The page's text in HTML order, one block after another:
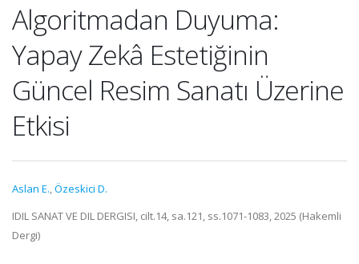
Algoritmadan Duyuma:
Yapay Zekâ Estetiğinin
Güncel Resim Sanatı Üzerine
Etkisi
Aslan E.,Özeskici D.
IDIL SANAT VE DIL DERGISI, cilt.14, sa.121, ss.1071-1083, 2025 (Hakemli
Dergi)